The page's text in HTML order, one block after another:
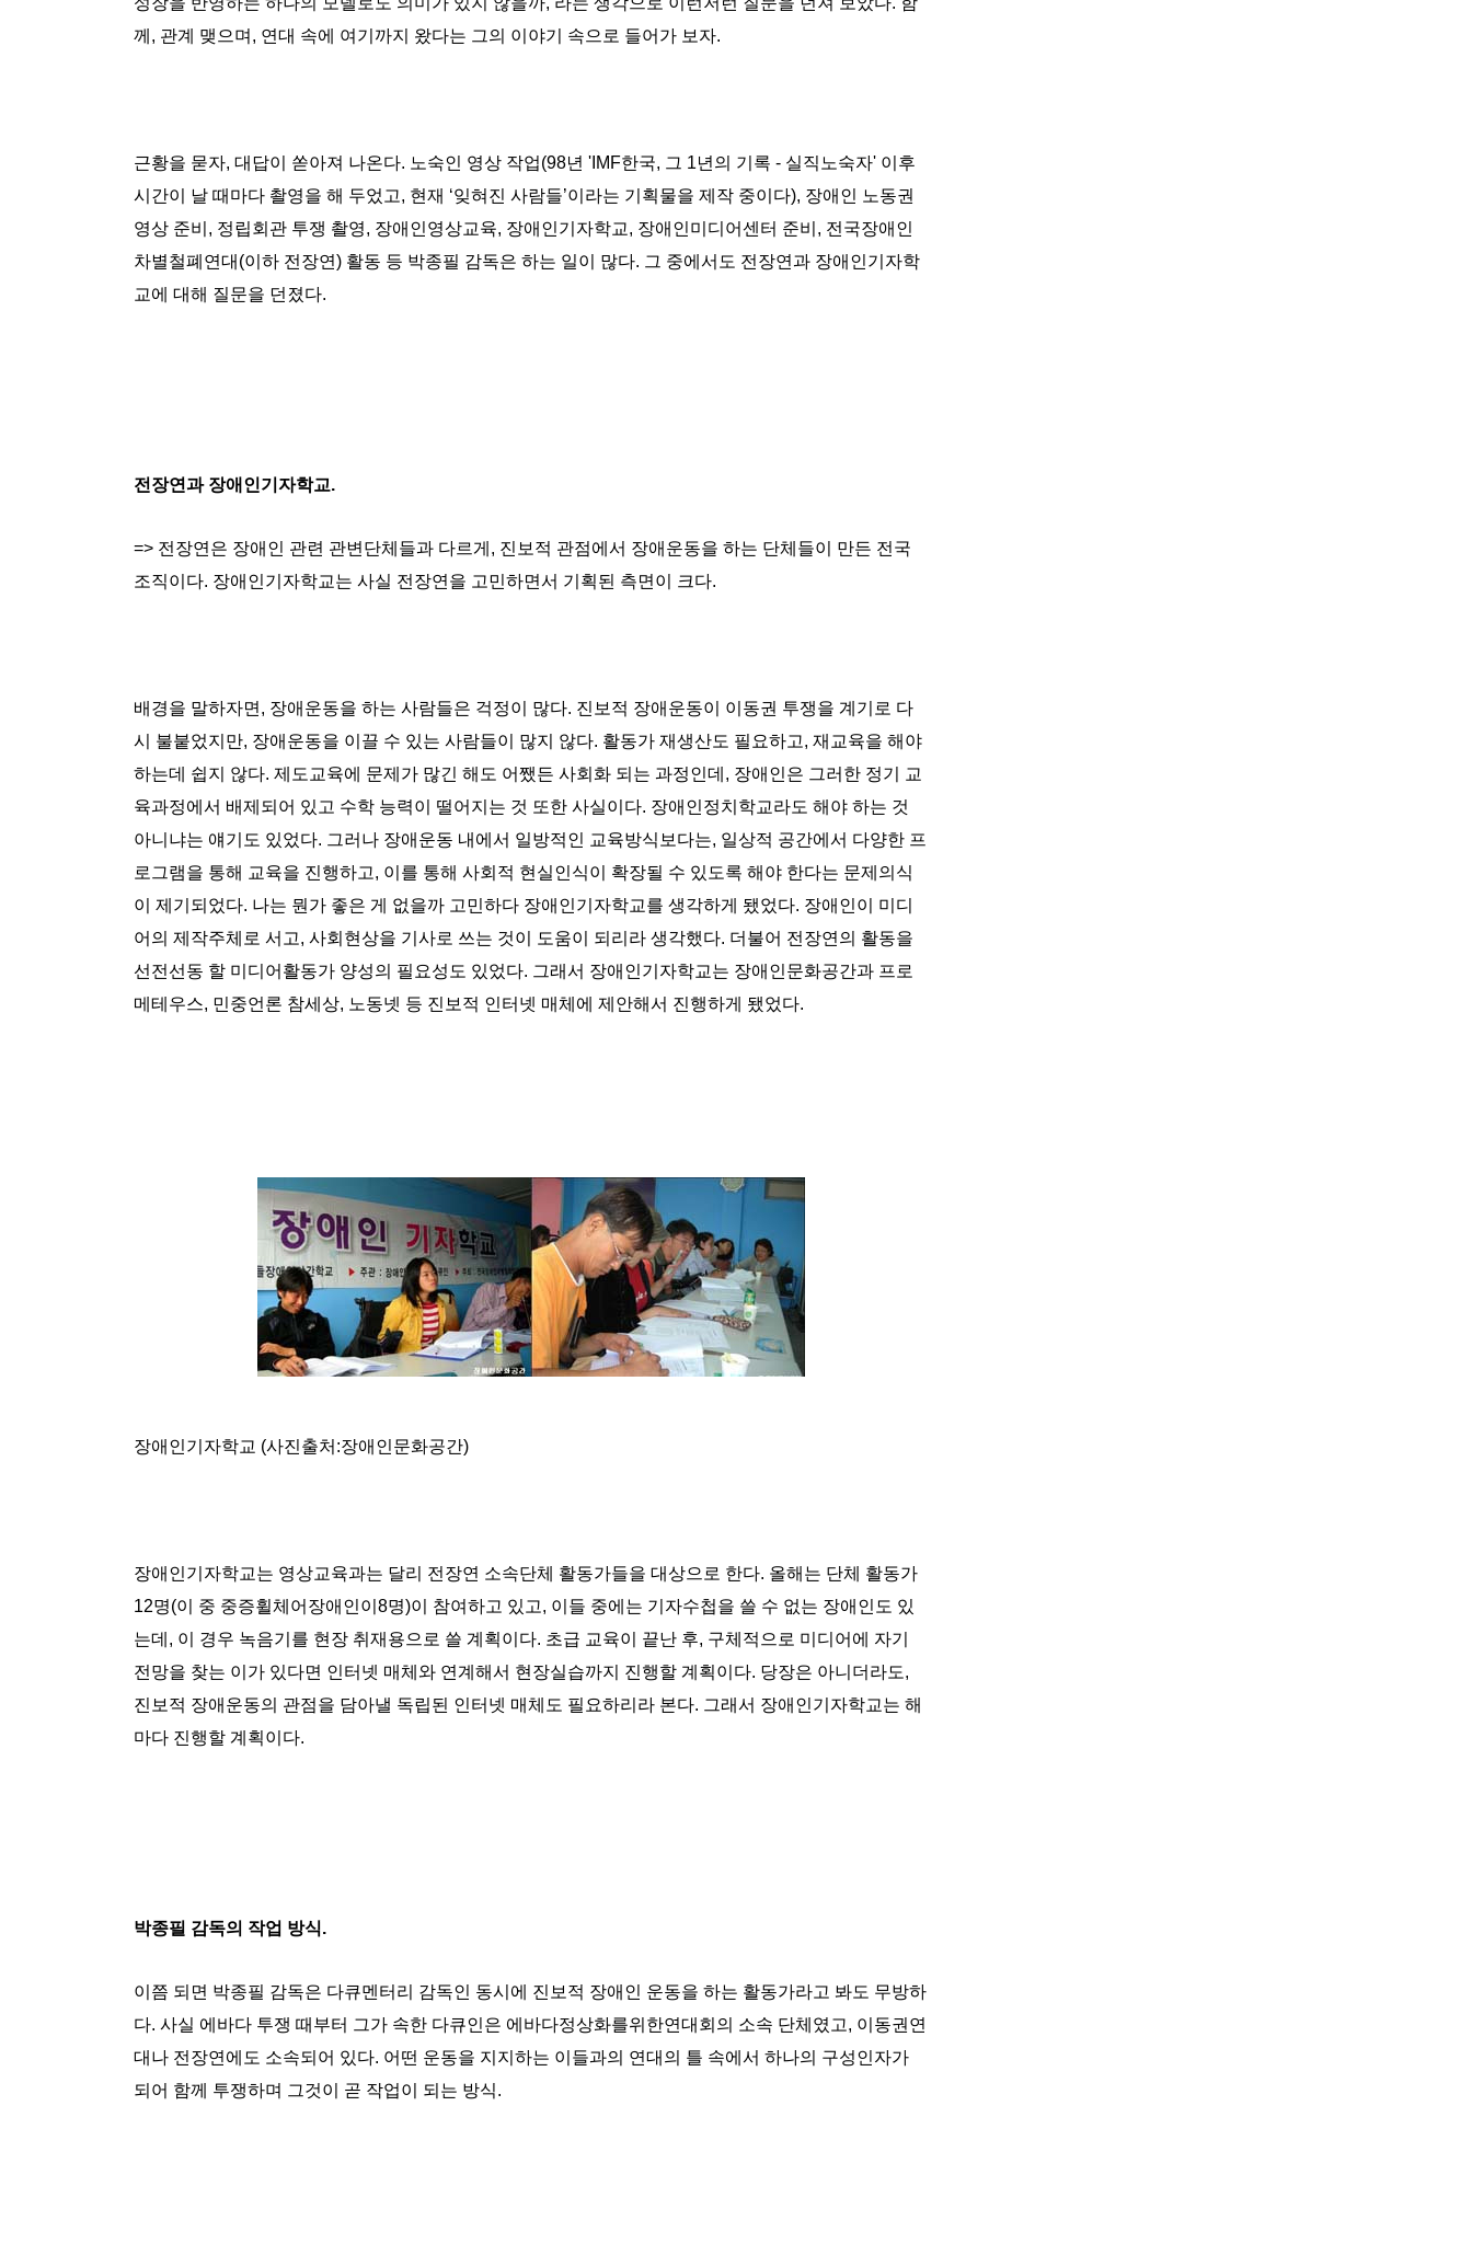
께, 관계 맺으며, 연대 속에 여기까지 왔다는 그의 이야기 속으로 들어가 보자.
근황을 묻자, 대답이 쏟아져 나온다. 노숙인 영상 작업(98년 'IMF한국, 그 1년의 기록 - 실직노숙자' 이후
시간이 날 때마다 촬영을 해 두었고, 현재 ‘잊혀진 사람들’이라는 기획물을 제작 중이다), 장애인 노동권
영상 준비, 정립회관 투쟁 촬영, 장애인영상교육, 장애인기자학교, 장애인미디어센터 준비, 전국장애인
차별철폐연대(이하 전장연) 활동 등 박종필 감독은 하는 일이 많다. 그 중에서도 전장연과 장애인기자학
교에 대해 질문을 던졌다.
전장연과 장애인기자학교.
=> 전장연은 장애인 관련 관변단체들과 다르게, 진보적 관점에서 장애운동을 하는 단체들이 만든 전국
조직이다. 장애인기자학교는 사실 전장연을 고민하면서 기획된 측면이 크다.
배경을 말하자면, 장애운동을 하는 사람들은 걱정이 많다. 진보적 장애운동이 이동권 투쟁을 계기로 다
시 불붙었지만, 장애운동을 이끌 수 있는 사람들이 많지 않다. 활동가 재생산도 필요하고, 재교육을 해야
하는데 쉽지 않다. 제도교육에 문제가 많긴 해도 어쨌든 사회화 되는 과정인데, 장애인은 그러한 정기 교
육과정에서 배제되어 있고 수학 능력이 떨어지는 것 또한 사실이다. 장애인정치학교라도 해야 하는 것
아니냐는 얘기도 있었다. 그러나 장애운동 내에서 일방적인 교육방식보다는, 일상적 공간에서 다양한 프
로그램을 통해 교육을 진행하고, 이를 통해 사회적 현실인식이 확장될 수 있도록 해야 한다는 문제의식
이 제기되었다. 나는 뭔가 좋은 게 없을까 고민하다 장애인기자학교를 생각하게 됐었다. 장애인이 미디
어의 제작주체로 서고, 사회현상을 기사로 쓰는 것이 도움이 되리라 생각했다. 더불어 전장연의 활동을
선전선동 할 미디어활동가 양성의 필요성도 있었다. 그래서 장애인기자학교는 장애인문화공간과 프로
메테우스, 민중언론 참세상, 노동넷 등 진보적 인터넷 매체에 제안해서 진행하게 됐었다.
장애인기자학교 (사진출처:장애인문화공간)
장애인기자학교는 영상교육과는 달리 전장연 소속단체 활동가들을 대상으로 한다. 올해는 단체 활동가
12명(이 중 중증휠체어장애인이8명)이 참여하고 있고, 이들 중에는 기자수첩을 쓸 수 없는 장애인도 있
는데, 이 경우 녹음기를 현장 취재용으로 쓸 계획이다. 초급 교육이 끝난 후, 구체적으로 미디어에 자기
전망을 찾는 이가 있다면 인터넷 매체와 연계해서 현장실습까지 진행할 계획이다. 당장은 아니더라도,
진보적 장애운동의 관점을 담아낼 독립된 인터넷 매체도 필요하리라 본다. 그래서 장애인기자학교는 해
마다 진행할 계획이다.
박종필 감독의 작업 방식.
이쯤 되면 박종필 감독은 다큐멘터리 감독인 동시에 진보적 장애인 운동을 하는 활동가라고 봐도 무방하
다. 사실 에바다 투쟁 때부터 그가 속한 다큐인은 에바다정상화를위한연대회의 소속 단체였고, 이동권연
대나 전장연에도 소속되어 있다. 어떤 운동을 지지하는 이들과의 연대의 틀 속에서 하나의 구성인자가
되어 함께 투쟁하며 그것이 곧 작업이 되는 방식.